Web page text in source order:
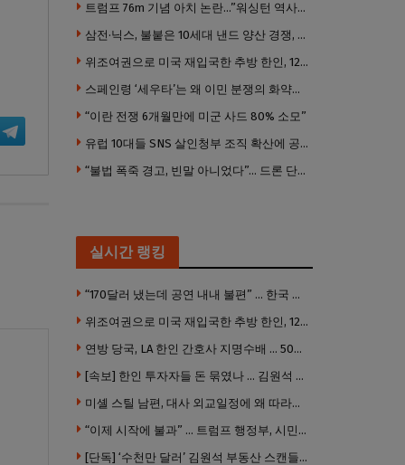
트럼프 76m 기념 아치 논란…”워싱턴 역사경관 훼손 우려”
삼전·닉스, 불붙은 10세대 낸드 양산 경쟁, 캘리포니아서 공개
위조여권으로 미국 재입국한 추방 한인, 120만 달러 은행 사기 행각
스페인령 ‘세우타’는 왜 이민 분쟁의 화약고가 됐나
“이란 전쟁 6개월만에 미군 사드 80% 소모”
유럽 10대들 SNS 살인청부 조직 확산에 공포
“불법 폭죽 경고, 빈말 아니었다”… 드론 단속으로 고액 벌금부과
실시간 랭킹
“170달러 냈는데 공연 내내 불편” … 한국 코미디언 LA공연, 음향 불량에 외모 비하 개그 논란
위조여권으로 미국 재입국한 추방 한인, 120만 달러 은행 사기 행각
연방 당국, LA 한인 간호사 지명수배 … 500만 달러 메디캐어 사기, 선고 직전 한국 도주
[속보] 한인 투자자들 돈 묶였나 … 김원석 회사들 챕터7 강제파산·자진파산 잇따라 신청
미셸 스틸 남편, 대사 외교일정에 왜 따라갔나 … “매우 이례적”
“이제 시작에 불과” … 트럼프 행정부, 시민권 박탈 본격화
[단독] ‘수천만 달러’ 김원석 부동산 스캔들 새 국면 … 한인 투자자들 소송 잇따라 ‘디폴트’ 절차